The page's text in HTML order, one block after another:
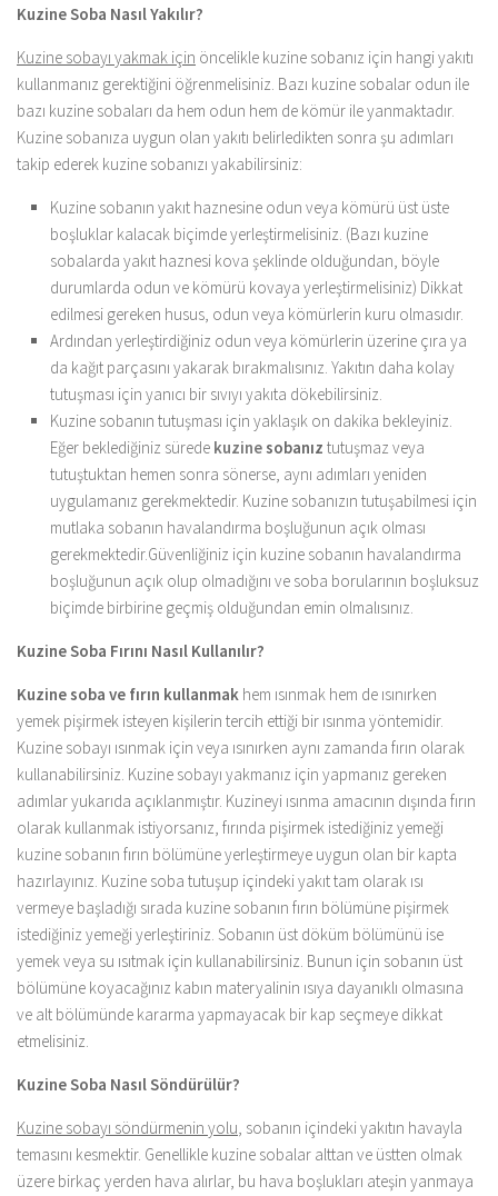
Kuzine Soba Nasıl Yakılır?
Kuzine sobayı yakmak için öncelikle kuzine sobanız için hangi yakıtı
kullanmanız gerektiğini öğrenmelisiniz. Bazı kuzine sobalar odun ile
bazı kuzine sobaları da hem odun hem de kömür ile yanmaktadır.
Kuzine sobanıza uygun olan yakıtı belirledikten sonra şu adımları
takip ederek kuzine sobanızı yakabilirsiniz:
Kuzine sobanın yakıt haznesine odun veya kömürü üst üste
boşluklar kalacak biçimde yerleştirmelisiniz. (Bazı kuzine
sobalarda yakıt haznesi kova şeklinde olduğundan, böyle
durumlarda odun ve kömürü kovaya yerleştirmelisiniz) Dikkat
edilmesi gereken husus, odun veya kömürlerin kuru olmasıdır.
Ardından yerleştirdiğiniz odun veya kömürlerin üzerine çıra ya
da kağıt parçasını yakarak bırakmalısınız. Yakıtın daha kolay
tutuşması için yanıcı bir sıvıyı yakıta dökebilirsiniz.
Kuzine sobanın tutuşması için yaklaşık on dakika bekleyiniz.
Eğer beklediğiniz sürede kuzinesobanız tutuşmaz veya
tutuştuktan hemen sonra sönerse, aynı adımları yeniden
uygulamanız gerekmektedir. Kuzine sobanızın tutuşabilmesi için
mutlaka sobanın havalandırma boşluğunun açık olması
gerekmektedir.Güvenliğiniz için kuzine sobanın havalandırma
boşluğunun açık olup olmadığını ve soba borularının boşluksuz
biçimde birbirine geçmiş olduğundan emin olmalısınız.
Kuzine Soba Fırını Nasıl Kullanılır?
Kuzine soba ve fırın kullanmak hem ısınmak hem de ısınırken
yemek pişirmek isteyen kişilerin tercih ettiği bir ısınma yöntemidir.
Kuzine sobayı ısınmak için veya ısınırken aynı zamanda fırın olarak
kullanabilirsiniz. Kuzine sobayı yakmanız için yapmanız gereken
adımlar yukarıda açıklanmıştır. Kuzineyi ısınma amacının dışında fırın
olarak kullanmak istiyorsanız, fırında pişirmek istediğiniz yemeği
kuzine sobanın fırın bölümüne yerleştirmeye uygun olan bir kapta
hazırlayınız. Kuzine soba tutuşup içindeki yakıt tam olarak ısı
vermeye başladığı sırada kuzine sobanın fırın bölümüne pişirmek
istediğiniz yemeği yerleştiriniz. Sobanın üst döküm bölümünü ise
yemek veya su ısıtmak için kullanabilirsiniz. Bunun için sobanın üst
bölümüne koyacağınız kabın materyalinin ısıya dayanıklı olmasına
ve alt bölümünde kararma yapmayacak bir kap seçmeye dikkat
etmelisiniz.
Kuzine Soba Nasıl Söndürülür?
Kuzine sobayı söndürmenin yolu, sobanın içindeki yakıtın havayla
temasını kesmektir. Genellikle kuzine sobalar alttan ve üstten olmak
üzere birkaç yerden hava alırlar, bu hava boşlukları ateşin yanmaya